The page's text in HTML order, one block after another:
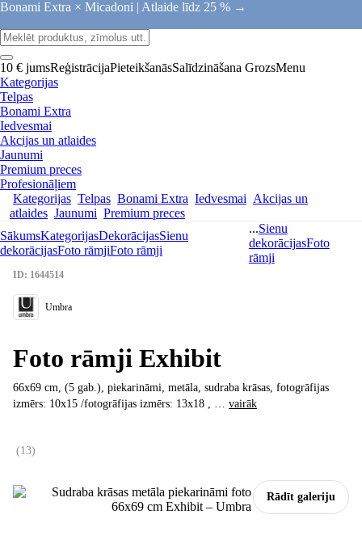
Bonami Extra × Micadoni | Atlaide līdz 25 % →
10 € jumsReģistrācijaPieteikšanāsSalīdzināšana GrozsMenu
Kategorijas
Telpas
Bonami Extra
Iedvesmai
Akcijas un atlaides
Jaunumi
Premium preces
Profesionāļiem
Kategorijas Telpas Bonami Extra Iedvesmai Akcijas un
atlaides Jaunumi Premium preces
SākumsKategorijasDekorācijasSienu
dekorācijasFoto rāmjiFoto rāmji
...Sienu
dekorācijasFoto
rāmji
Rādīt galeriju
ID: 1644514
Umbra
Foto rāmji Exhibit
66x69 cm, (5 gab.), piekarināmi, metāla, sudraba krāsas, fotogrāfijas
izmērs: 10x15 /fotogrāfijas izmērs: 13x18 , … vairāk
(13)